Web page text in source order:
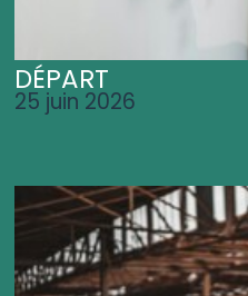
DÉPART
25 juin 2026